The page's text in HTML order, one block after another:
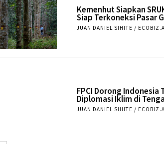
Kemenhut Siapkan
Siap Terkoneksi Pasar
JUAN DANIEL SIHITE /
FPCI Dorong
Diplomasi Iklim di
JUAN DANIEL SIHITE /